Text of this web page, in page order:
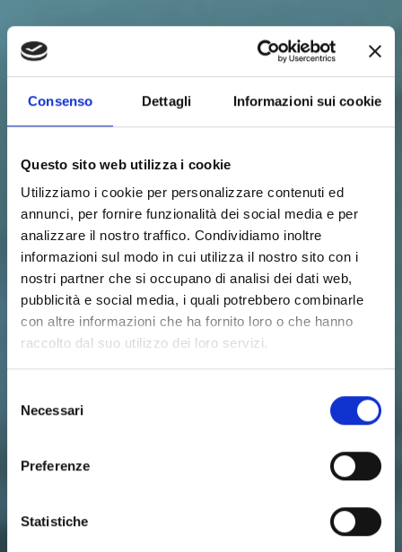
Consenso Dettagli Informazioni sui cookie
Questo sito web utilizza i cookie
Utilizziamo i cookie per personalizzare contenuti ed
annunci, per fornire funzionalità dei social media e per
analizzare il nostro traffico. Condividiamo inoltre
informazioni sul modo in cui utilizza il nostro sito con i
nostri partner che si occupano di analisi dei dati web,
pubblicità e social media, i quali potrebbero combinarle
con altre informazioni che ha fornito loro o che hanno
raccolto dal suo utilizzo dei loro servizi.
delNecessari
Preferenze
Statistiche